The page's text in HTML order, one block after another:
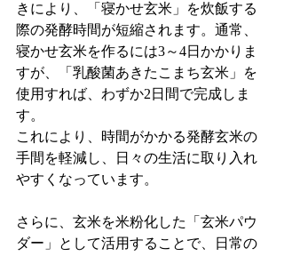
きにより、「寝かせ玄米」を炊飯する
際の発酵時間が短縮されます。通常、
寝かせ玄米を作るには3～4日かかりま
すが、「乳酸菌あきたこまち玄米」を
使用すれば、わずか2日間で完成しま
す。
これにより、時間がかかる発酵玄米の
手間を軽減し、日々の生活に取り入れ
やすくなっています。
さらに、玄米を米粉化した「玄米パウ
ダー」として活用することで、日常の